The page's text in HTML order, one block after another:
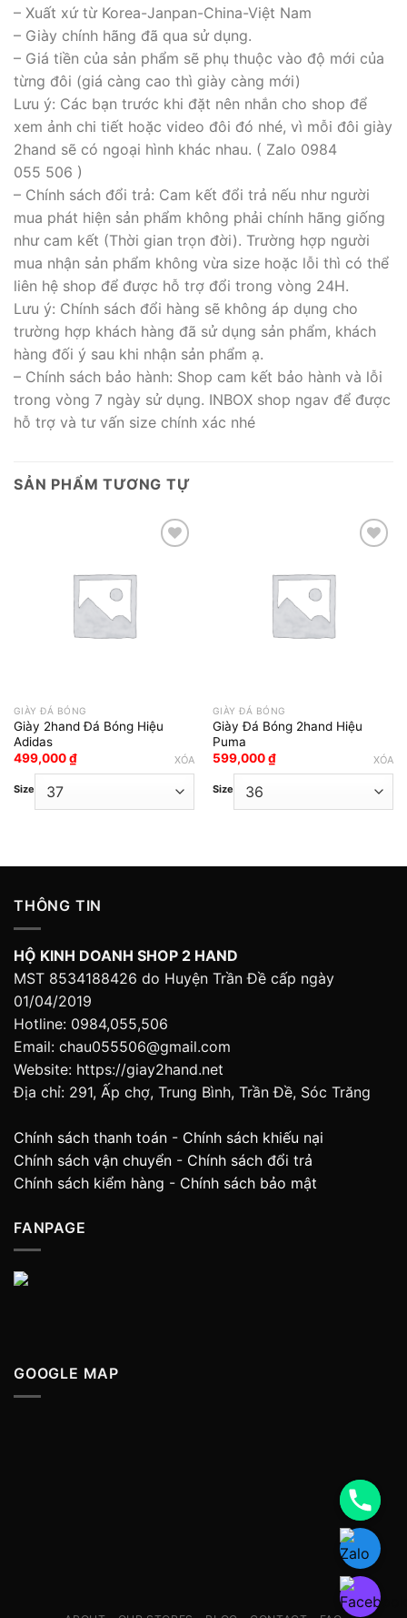
– Xuất xứ từ Korea-Janpan-China-Việt Nam
– Giày chính hãng đã qua sử dụng.
– Giá tiền của sản phẩm sẽ phụ thuộc vào độ mới của
từng đôi (giá càng cao thì giày càng mới)
Lưu ý: Các bạn trước khi đặt nên nhắn cho shop để
xem ảnh chi tiết hoặc video đôi đó nhé, vì mỗi đôi giày
2hand sẽ có ngoại hình khác nhau. ( Zalo 0984
055 506 )
– Chính sách đổi trả: Cam kết đổi trả nếu như người
mua phát hiện sản phẩm không phải chính hãng giống
như cam kết (Thời gian trọn đời). Trường hợp người
mua nhận sản phẩm không vừa size hoặc lỗi thì có thể
liên hệ shop để được hỗ trợ đổi trong vòng 24H.
Lưu ý: Chính sách đổi hàng sẽ không áp dụng cho
trường hợp khách hàng đã sử dụng sản phẩm, khách
hàng đối ý sau khi nhận sản phẩm ạ.
– Chính sách bảo hành: Shop cam kết bảo hành và lỗi
trong vòng 7 ngày sử dụng. INBOX shop ngav để được
hỗ trợ và tư vấn size chính xác nhé
SẢN PHẨM TƯƠNG TỰ
Add to wishlist
GIÀY ĐÁ BÓNG
Giày 2hand Đá Bóng Hiệu
Adidas
499,000₫
Size
XÓA
Add to wishlist
GIÀY ĐÁ BÓNG
Giày Đá Bóng 2hand Hiệu
Puma
599,000₫
Size
XÓA
THÔNG TIN
HỘ KINH DOANH SHOP 2 HAND
MST 8534188426 do Huyện Trần Đề cấp ngày
01/04/2019
Hotline: 0984,055,506
Email: chau055506@gmail.com
Website: https://giay2hand.net
Địa chỉ: 291, Ấp chợ, Trung Bình, Trần Đề, Sóc Trăng
Chính sách thanh toán - Chính sách khiếu nại
Chính sách vận chuyển - Chính sách đổi trả
Chính sách kiểm hàng - Chính sách bảo mật
FANPAGE
GOOGLE MAP